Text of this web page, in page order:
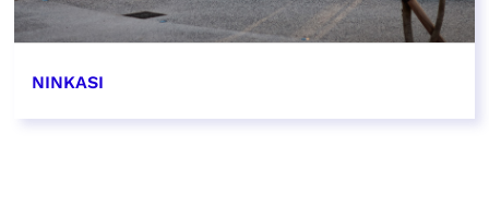
NINKASI